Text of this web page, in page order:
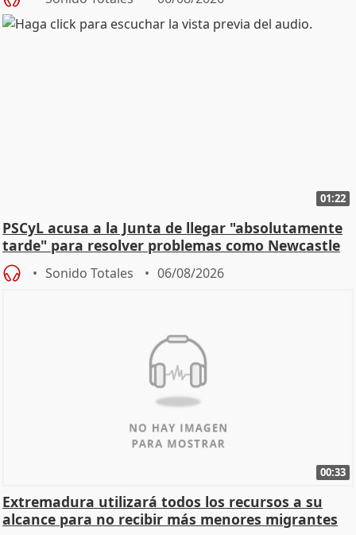
01:22
PSCyL acusa a la Junta de llegar "absolutamente
tarde" para resolver problemas como Newcastle
Sonido Totales 06/08/2026
00:33
Extremadura utilizará todos los recursos a su
alcance para no recibir más menores migrantes